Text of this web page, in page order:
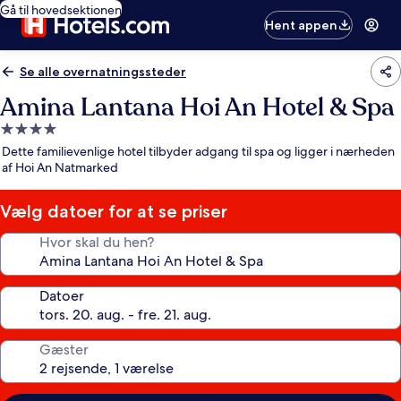
Gå til hovedsektionen
Hent appen
Se alle overnatningssteder
Amina Lantana Hoi An Hotel & Spa
4.0-
stjernet
overnatningssted
Dette familievenlige hotel tilbyder adgang til spa og ligger i nærheden
af Hoi An Natmarked
Vælg datoer for at se priser
Hvor skal du hen?
Datoer
Gæster